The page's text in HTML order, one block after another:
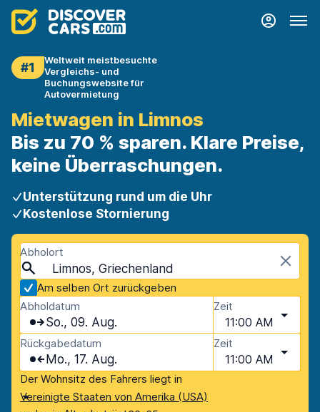
#1
Weltweit meistbesuchte
Vergleichs- und
Buchungswebsite für
Autovermietung
Mietwagen in Limnos
Bis zu 70 % sparen. Klare Preise,
keine Überraschungen.
Unterstützung rund um die Uhr
Kostenlose Stornierung
Abholort
Limnos, Griechenland
Am selben Ort zurückgeben
Abholdatum
So., 09. Aug.
Zeit
11:00 AM
Rückgabedatum
Mo., 17. Aug.
Zeit
11:00 AM
Der Wohnsitz des Fahrers liegt in
Vereinigte Staaten von Amerika (USA)